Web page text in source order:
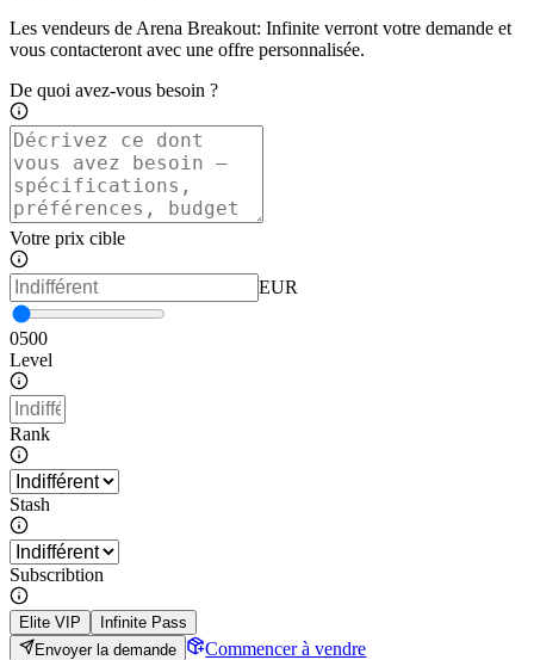
Les vendeurs de Arena Breakout: Infinite verront votre demande et
vous contacteront avec une offre personnalisée.
De quoi avez-vous besoin ?
Votre prix cible
EUR
0500
Level
Rank
Stash
Subscribtion
Elite VIP
Infinite Pass
Envoyer la demande
Commencer à vendre